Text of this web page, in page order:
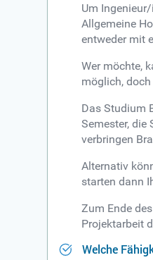
Um
Allgemeine
entweder mit
Wer möchte,
möglich,
Das Studium
Semester,
verbringen
Alternativ
starten dann
Zum Ende
Projektarbeit
Welche